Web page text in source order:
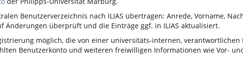
Benutzerverzeichnis nach ILIAS übertragen: Anrede, Vorname,
Änderungen überprüft und die Einträge ggf. in ILIAS aktualisiert.
möglich, die von einer universitäts-internen, verantwortlichen
Benutzerkonto und weiteren freiwilligen Informationen wie Vor-